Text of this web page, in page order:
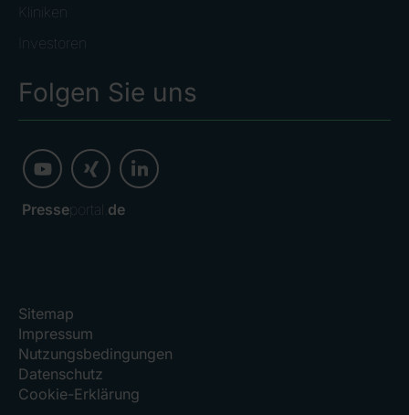
Kliniken
Investoren
Folgen Sie uns
Presseportal. de
Sitemap
Impressum
Nutzungsbedingungen
Datenschutz
Cookie-Erklärung